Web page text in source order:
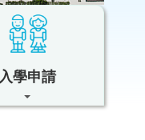
入學申請